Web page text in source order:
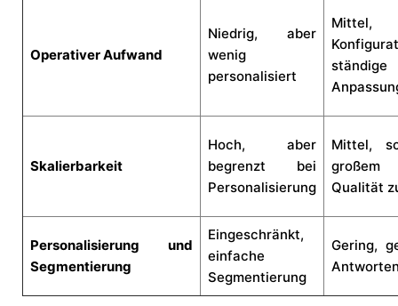
Operativer Aufwand
Niedrig, aber
wenig
personalisiert
Mittel,
ständige
Skalierbarkeit
Hoch, aber
begrenzt bei
Personalisierung
Mittel,
großem
Qualität
Personalisierung und
Segmentierung
Eingeschränkt,
einfache
Segmentierung
Gering,